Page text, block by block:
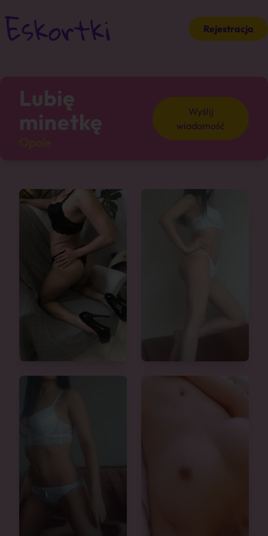
Rejestracja
Lubię
minetkę
Wyślij
wiadomość